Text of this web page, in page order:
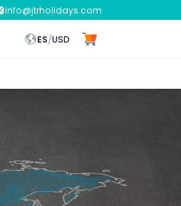
info@jtrholidays.com
ES/USD